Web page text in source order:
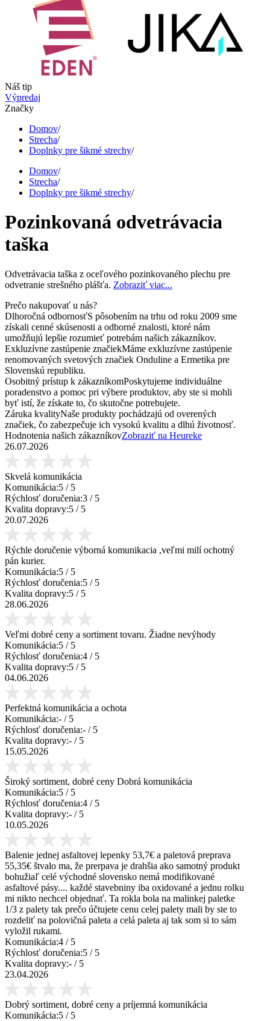
Náš tip
Výpredaj
Značky
Domov/
Strecha/
Doplnky pre šikmé strechy/
Domov/
Strecha/
Doplnky pre šikmé strechy/
Pozinkovaná odvetrávacia
taška
Odvetrávacia taška z oceľového pozinkovaného plechu pre
odvetranie strešného plášťa. Zobraziť viac...
Prečo nakupovať u nás?
Dlhoročná odbornosťS pôsobením na trhu od roku 2009 sme
získali cenné skúsenosti a odborné znalosti, ktoré nám
umožňujú lepšie rozumieť potrebám našich zákazníkov.
Exkluzívne zastúpenie značiekMáme exkluzívne zastúpenie
renomovaných svetových značiek Onduline a Ermetika pre
Slovenskú republiku.
Osobitný prístup k zákazníkomPoskytujeme individuálne
poradenstvo a pomoc pri výbere produktov, aby ste si mohli
byť istí, že získate to, čo skutočne potrebujete.
Záruka kvalityNaše produkty pochádzajú od overených
značiek, čo zabezpečuje ich vysokú kvalitu a dlhú životnosť.
Hodnotenia našich zákazníkovZobraziť na Heureke
26.07.2026
Skvelá komunikácia
Komunikácia:5 / 5
Rýchlosť doručenia:3 / 5
Kvalita dopravy:5 / 5
20.07.2026
Rýchle doručenie výborná komunikacia ,veľmi milí ochotný
pán kurier.
Komunikácia:5 / 5
Rýchlosť doručenia:5 / 5
Kvalita dopravy:5 / 5
28.06.2026
Veľmi dobré ceny a sortiment tovaru. Žiadne nevýhody
Komunikácia:5 / 5
Rýchlosť doručenia:4 / 5
Kvalita dopravy:5 / 5
04.06.2026
Perfektná komunikácia a ochota
Komunikácia:- / 5
Rýchlosť doručenia:- / 5
Kvalita dopravy:- / 5
15.05.2026
Široký sortiment, dobré ceny Dobrá komunikácia
Komunikácia:5 / 5
Rýchlosť doručenia:4 / 5
Kvalita dopravy:- / 5
10.05.2026
Balenie jednej asfaltovej lepenky 53,7€ a paletová preprava
55,35€ štvalo ma, že prerpava je drahšia ako samotný produkt
bohužiaľ celé východné slovensko nemá modifikované
asfaltové pásy.... každé stavebniny iba oxidované a jednu rolku
mi nikto nechcel objednať. Ta rokla bola na malinkej paletke
1/3 z palety tak prečo účtujete cenu celej palety mali by ste to
rozdeliť na polovičná paleta a celá paleta aj tak som si to sám
vyložil rukami.
Komunikácia:4 / 5
Rýchlosť doručenia:5 / 5
Kvalita dopravy:- / 5
23.04.2026
Dobrý sortiment, dobré ceny a príjemná komunikácia
Komunikácia:5 / 5